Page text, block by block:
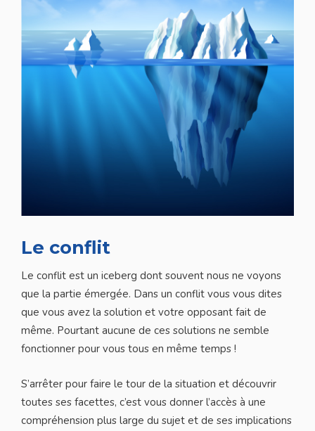
Le conflit
Le conflit est un iceberg dont souvent nous ne voyons
que la partie émergée. Dans un conflit vous vous dites
que vous avez la solution et votre opposant fait de
même. Pourtant aucune de ces solutions ne semble
fonctionner pour vous tous en même temps !
S’arrêter pour faire le tour de la situation et découvrir
toutes ses facettes, c’est vous donner l’accès à une
compréhension plus large du sujet et de ses implications